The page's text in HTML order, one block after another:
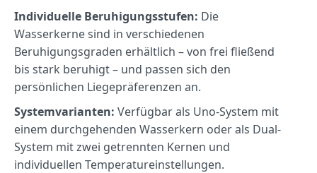
Individuelle Beruhigungsstufen: Die
Wasserkerne sind in verschiedenen
Beruhigungsgraden erhältlich – von frei fließend
bis stark beruhigt – und passen sich den
persönlichen Liegepräferenzen an.
Systemvarianten: Verfügbar als Uno-System mit
einem durchgehenden Wasserkern oder als Dual-
System mit zwei getrennten Kernen und
individuellen Temperatureinstellungen.